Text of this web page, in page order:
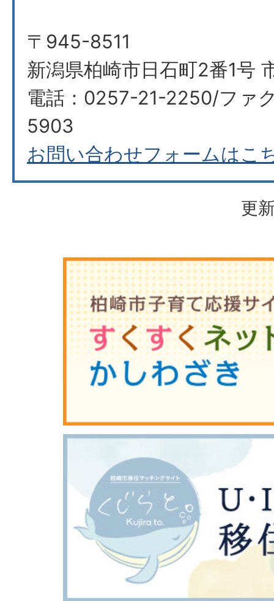
〒945-8511
新潟県柏崎市日石町2番1号
電話：0257-21-2250/ファ
5903
お問い合わせフォームはこ
更